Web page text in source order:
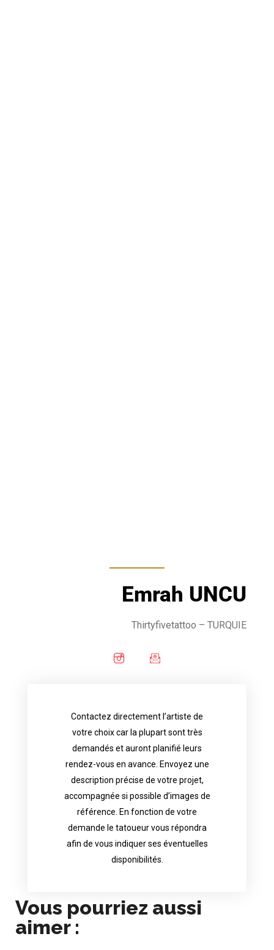
Emrah UNCU
Thirtyfivetattoo – TURQUIE
Contactez directement l’artiste de
votre choix car la plupart sont très
demandés et auront planifié leurs
rendez-vous en avance. Envoyez une
description précise de votre projet,
accompagnée si possible d’images de
référence. En fonction de votre
demande le tatoueur vous répondra
afin de vous indiquer ses éventuelles
disponibilités.
Contact directly the artist of your
choice because most are in great
appointments in advance. Send an
accurate description of your project, if
possible attached with reference
images. Depending your request, the
tattoo artist will answer to tell you his
Vous pourriez aussi
aimer :